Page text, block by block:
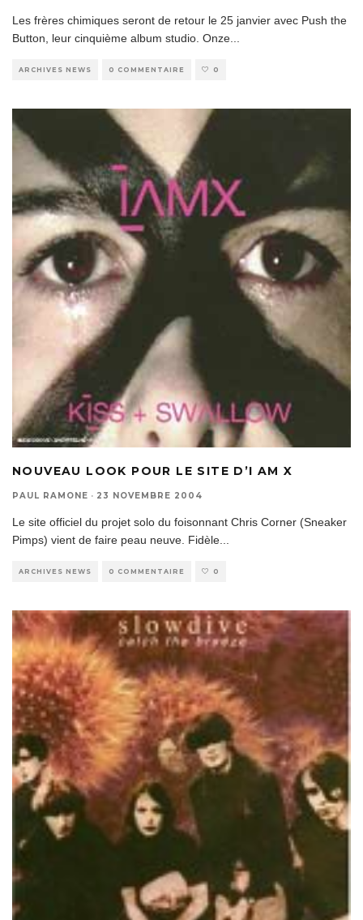
Les frères chimiques seront de retour le 25 janvier avec Push the
Button, leur cinquième album studio. Onze
ARCHIVES NEWS 0 COMMENTAIRE 0
NOUVEAU LOOK POUR LE SITE D’I AM X
PAUL RAMONE · 23 NOVEMBRE 2004
Le site officiel du projet solo du foisonnant Chris Corner (Sneaker
Pimps) vient de faire peau neuve. Fidèle
ARCHIVES NEWS 0 COMMENTAIRE 0